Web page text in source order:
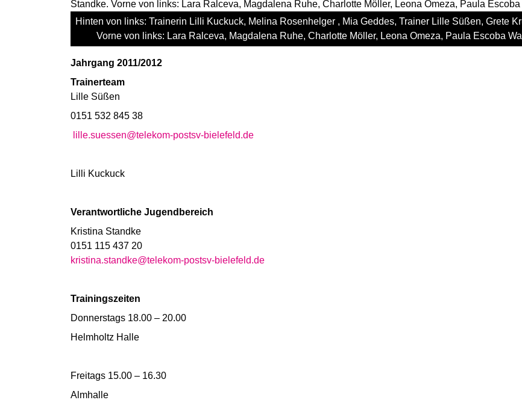
Hinten von links: Trainerin Lilli Kuckuck, Melina Rosenhelger , Mia Geddes, Trainer Lille Süßen, Grete
Vorne von links: Lara Ralceva, Magdalena Ruhe, Charlotte Möller, Leona Omeza, Paula Escoba
Jahrgang 2011/2012
Trainerteam
Lille Süßen
0151 532 845 38
lille.suessen@telekom-postsv-bielefeld.de
Lilli Kuckuck
Verantwortliche Jugendbereich
Kristina Standke
0151 115 437 20
kristina.standke@telekom-postsv-bielefeld.de
Trainingszeiten
Donnerstags 18.00 – 20.00
Helmholtz Halle
Freitags 15.00 – 16.30
Almhalle